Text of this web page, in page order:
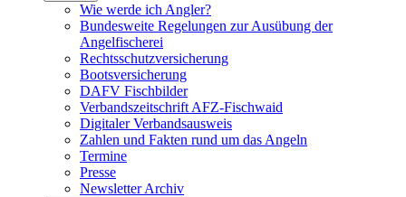
Wie werde ich Angler?
Bundesweite Regelungen zur Ausübung der
Angelfischerei
Rechtsschutzversicherung
Bootsversicherung
DAFV Fischbilder
Verbandszeitschrift AFZ-Fischwaid
Digitaler Verbandsausweis
Zahlen und Fakten rund um das Angeln
Termine
Presse
Newsletter Archiv